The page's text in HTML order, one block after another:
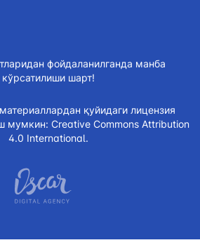
фойдаланилганда манба
кўрсатилиши шарт!
қуйидаги лицензия
мумкин: Creative Commons Attribution
4.0 International.